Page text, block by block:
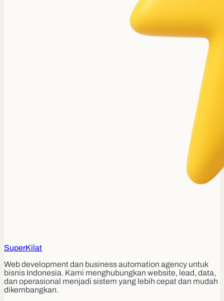
SuperKilat
Web development dan business automation agency untuk
bisnis Indonesia. Kami menghubungkan website, lead, data,
dan operasional menjadi sistem yang lebih cepat dan mudah
dikembangkan.